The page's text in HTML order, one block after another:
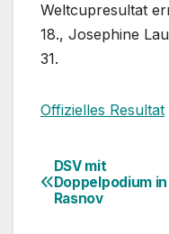
Weltcupresultat
18., Josephine
31.
Offizielles Resultat
DSV mit
Doppelpodium in
Rasnov